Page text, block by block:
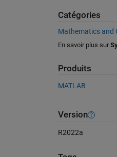
Catégories
Mathematics and
En savoir plus sur
Produits
MATLAB
Version
R2022a